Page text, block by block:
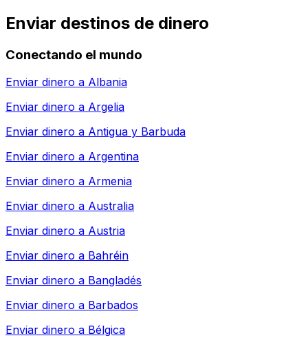
Enviar destinos de dinero
Conectando el mundo
Enviar dinero a Albania
Enviar dinero a Argelia
Enviar dinero a Antigua y Barbuda
Enviar dinero a Argentina
Enviar dinero a Armenia
Enviar dinero a Australia
Enviar dinero a Austria
Enviar dinero a Bahréin
Enviar dinero a Bangladés
Enviar dinero a Barbados
Enviar dinero a Bélgica